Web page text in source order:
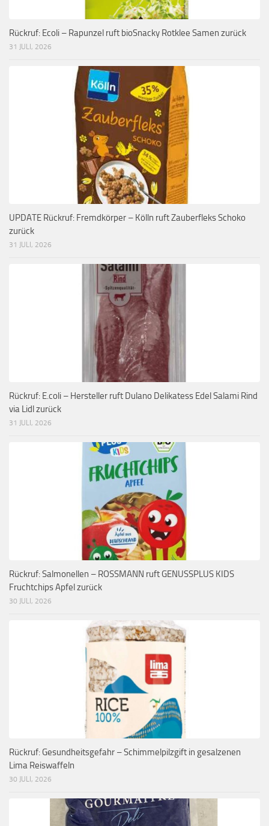
Rückruf: Ecoli – Rapunzel ruft bioSnacky Rotklee Samen zurück
31 JULI, 2026
UPDATE Rückruf: Fremdkörper – Kölln ruft Zauberfleks Schoko
zurück
31 JULI, 2026
Rückruf: E.coli – Hersteller ruft Dulano Delikatess Edel Salami Rind
via Lidl zurück
31 JULI, 2026
Rückruf: Salmonellen – ROSSMANN ruft GENUSSPLUS KIDS
Fruchtchips Apfel zurück
30 JULI, 2026
Rückruf: Gesundheitsgefahr – Schimmelpilzgift in gesalzenen
Lima Reiswaffeln
30 JULI, 2026